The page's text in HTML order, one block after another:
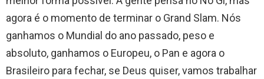
agora é o momento de terminar o Grand Slam. Nós
ganhamos o Mundial do ano passado, peso e
absoluto, ganhamos o Europeu, o Pan e agora o
Brasileiro para fechar, se Deus quiser, vamos trabalhar